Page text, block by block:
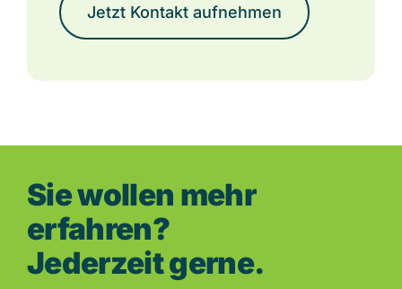
Jetzt Kontakt aufnehmen
Sie wollen mehr
erfahren?
Jederzeit gerne.